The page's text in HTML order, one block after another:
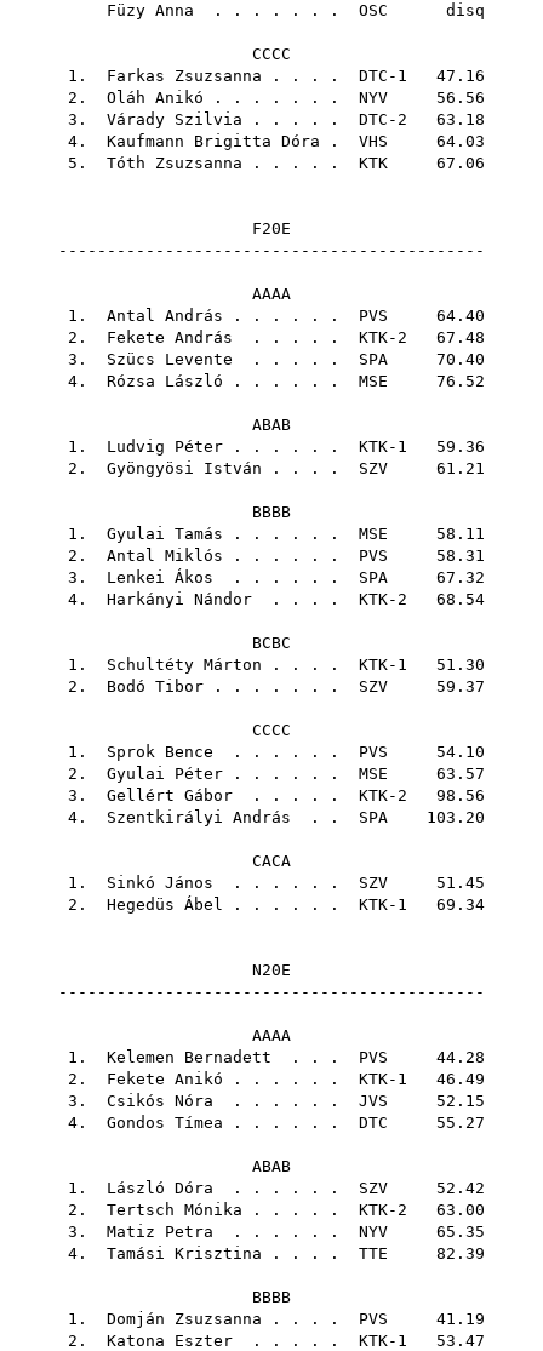
Füzy Anna . . . . . . . OSC disq
CCCC
1. Farkas Zsuzsanna . . . . DTC-1 47.16
2. Oláh Anikó . . . . . . . NYV 56.56
3. Várady Szilvia . . . . . DTC-2 63.18
4. Kaufmann Brigitta Dóra . VHS 64.03
5. Tóth Zsuzsanna . . . . . KTK 67.06
F20E
--------------------------------------------
AAAA
1. Antal András . . . . . . PVS 64.40
2. Fekete András . . . . . KTK-2 67.48
3. Szücs Levente . . . . . SPA 70.40
4. Rózsa László . . . . . . MSE 76.52
ABAB
1. Ludvig Péter . . . . . . KTK-1 59.36
2. Gyöngyösi István . . . . SZV 61.21
BBBB
1. Gyulai Tamás . . . . . . MSE 58.11
2. Antal Miklós . . . . . . PVS 58.31
3. Lenkei Ákos . . . . . . SPA 67.32
4. Harkányi Nándor . . . . KTK-2 68.54
BCBC
1. Schultéty Márton . . . . KTK-1 51.30
2. Bodó Tibor . . . . . . . SZV 59.37
CCCC
1. Sprok Bence . . . . . . PVS 54.10
2. Gyulai Péter . . . . . . MSE 63.57
3. Gellért Gábor . . . . . KTK-2 98.56
4. Szentkirályi András . . SPA 103.20
CACA
1. Sinkó János . . . . . . SZV 51.45
2. Hegedüs Ábel . . . . . . KTK-1 69.34
N20E
--------------------------------------------
AAAA
1. Kelemen Bernadett . . . PVS 44.28
2. Fekete Anikó . . . . . . KTK-1 46.49
3. Csikós Nóra . . . . . . JVS 52.15
4. Gondos Tímea . . . . . . DTC 55.27
ABAB
1. László Dóra . . . . . . SZV 52.42
2. Tertsch Mónika . . . . . KTK-2 63.00
3. Matiz Petra . . . . . . NYV 65.35
4. Tamási Krisztina . . . . TTE 82.39
BBBB
1. Domján Zsuzsanna . . . . PVS 41.19
2. Katona Eszter . . . . . KTK-1 53.47